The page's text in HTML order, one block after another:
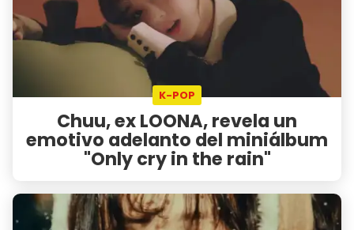
K-POP
Chuu, ex LOONA, revela un
emotivo adelanto del miniálbum
"Only cry in the rain"